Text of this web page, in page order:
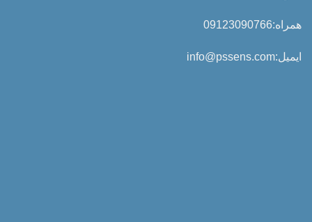
همراه:09123090766
ایمیل:info@pssens.com